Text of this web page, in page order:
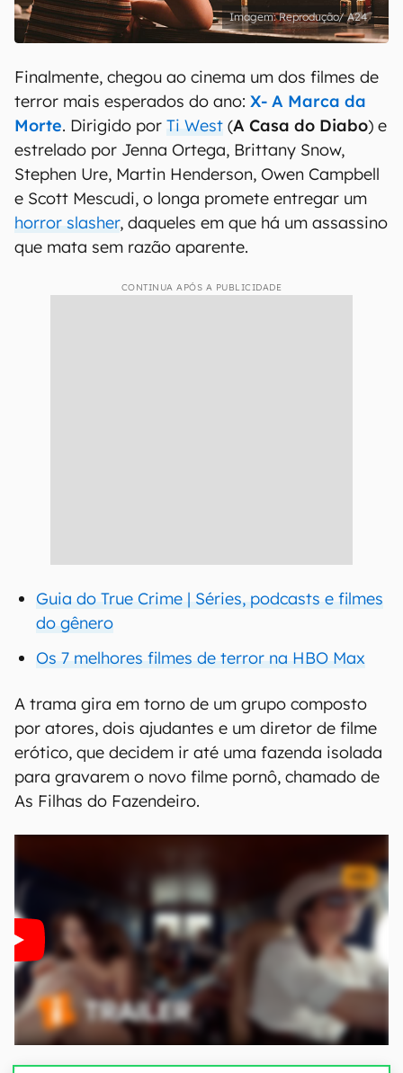
Reprodução/ A24
Finalmente, chegou ao cinema um dos filmes de
terror mais esperados do ano: X- A Marca da
Morte. Dirigido por Ti West (A Casa do Diabo) e
estrelado por Jenna Ortega, Brittany Snow,
Stephen Ure, Martin Henderson, Owen Campbell
e Scott Mescudi, o longa promete entregar um
horror slasher, daqueles em que há um assassino
que mata sem razão aparente.
CONTINUA APÓS A PUBLICIDADE
Guia do True Crime | Séries, podcasts e filmes
do gênero
Os 7 melhores filmes de terror na HBO Max
A trama gira em torno de um grupo composto
por atores, dois ajudantes e um diretor de filme
erótico, que decidem ir até uma fazenda isolada
para gravarem o novo filme pornô, chamado de
As Filhas do Fazendeiro.